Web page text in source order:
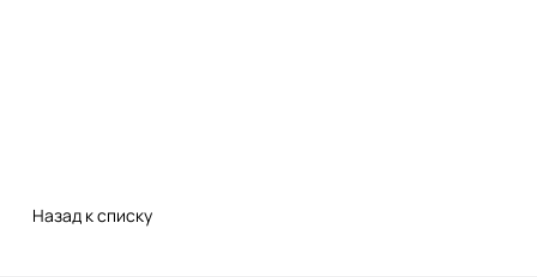
Назад к списку